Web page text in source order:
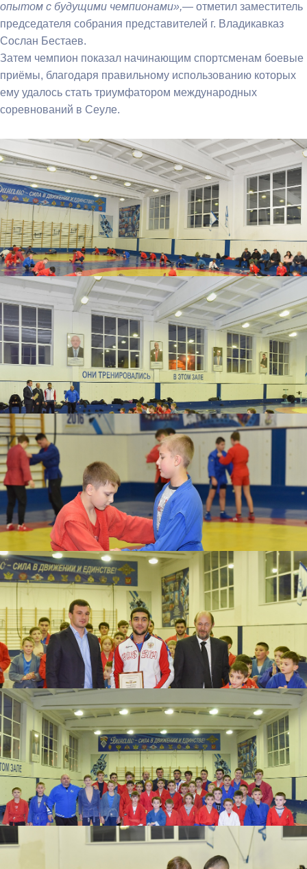
опытом с будущими чемпионами»,— отметил заместитель
председателя собрания представителей г. Владикавказ
Сослан Бестаев.
Затем чемпион показал начинающим спортсменам боевые
приёмы, благодаря правильному использованию которых
ему удалось стать триумфатором международных
соревнований в Сеуле.